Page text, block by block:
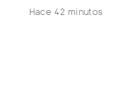
Hace 42 minutos